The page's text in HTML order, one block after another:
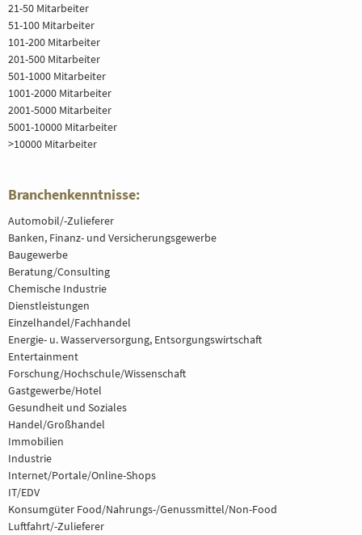
21-50 Mitarbeiter
51-100 Mitarbeiter
101-200 Mitarbeiter
201-500 Mitarbeiter
501-1000 Mitarbeiter
1001-2000 Mitarbeiter
2001-5000 Mitarbeiter
5001-10000 Mitarbeiter
>10000 Mitarbeiter
Branchenkenntnisse:
Automobil/-Zulieferer
Banken, Finanz- und Versicherungsgewerbe
Baugewerbe
Beratung/Consulting
Chemische Industrie
Dienstleistungen
Einzelhandel/Fachhandel
Energie- u. Wasserversorgung, Entsorgungswirtschaft
Entertainment
Forschung/Hochschule/Wissenschaft
Gastgewerbe/Hotel
Gesundheit und Soziales
Handel/Großhandel
Immobilien
Industrie
Internet/Portale/Online-Shops
IT/EDV
Konsumgüter Food/Nahrungs-/Genussmittel/Non-Food
Luftfahrt/-Zulieferer